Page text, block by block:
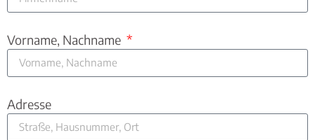
Vorname, Nachname
Adresse